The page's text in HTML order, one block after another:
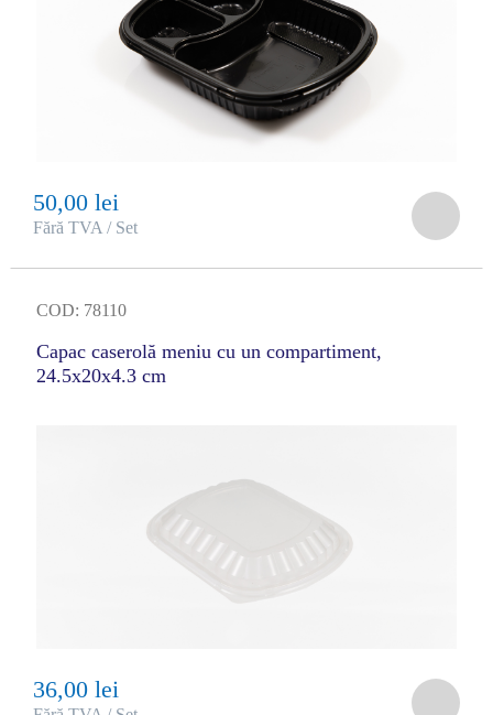
50,00 lei
Fără TVA / Set
COD: 78110
Capac caserolă meniu cu un compartiment,
24.5x20x4.3 cm
36,00 lei